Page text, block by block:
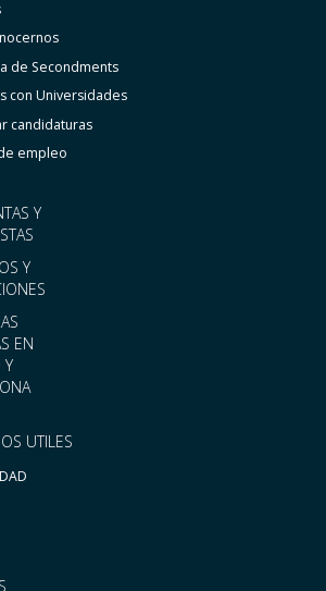
UTILES
Y
Y
EN
Y
de Secondments
con Universidades
candidaturas
empleo